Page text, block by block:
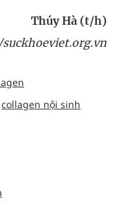
Thúy Hà (t/h)
collagen nội sinh